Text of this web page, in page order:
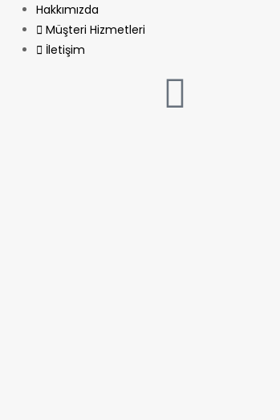
Hakkımızda
Müşteri Hizmetleri
İletişim